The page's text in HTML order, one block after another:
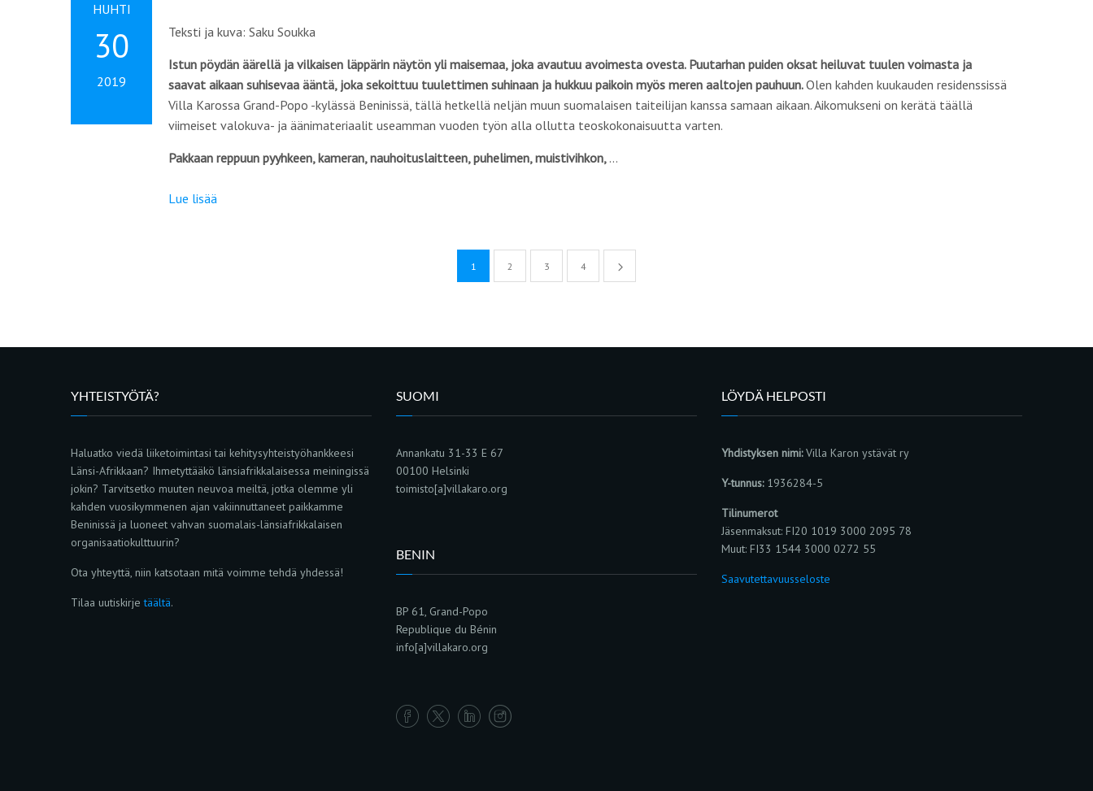
HUHTI
30
2019
Teksti ja kuva: Saku Soukka
Istun pöydän äärellä ja vilkaisen läppärin näytön yli maisemaa, joka avautuu avoimesta ovesta. Puutarhan puiden oksat heiluvat tuulen voimasta ja
saavat aikaan suhisevaa ääntä, joka sekoittuu tuulettimen suhinaan ja hukkuu paikoin myös meren aaltojen pauhuun.Olen kahden kuukauden residenssissä
Villa Karossa Grand-Popo -kylässä Beninissä, tällä hetkellä neljän muun suomalaisen taiteilijan kanssa samaan aikaan. Aikomukseni on kerätä täällä
viimeiset valokuva- ja äänimateriaalit useamman vuoden työn alla ollutta teoskokonaisuutta varten.
Pakkaan reppuun pyyhkeen, kameran, nauhoituslaitteen, puhelimen, muistivihkon, …
Lue lisää
1 2 3 4
YHTEISTYÖTÄ?
Haluatko viedä liiketoimintasi tai kehitysyhteistyöhankkeesi
Länsi-Afrikkaan? Ihmetyttääkö länsiafrikkalaisessa meiningissä
jokin? Tarvitsetko muuten neuvoa meiltä, jotka olemme yli
kahden vuosikymmenen ajan vakiinnuttaneet paikkamme
Beninissä ja luoneet vahvan suomalais-länsiafrikkalaisen
organisaatiokulttuurin?
Ota yhteyttä, niin katsotaan mitä voimme tehdä yhdessä!
Tilaa uutiskirjetäältä.
SUOMI
Annankatu 31-33 E 67
00100 Helsinki
toimisto[a]villakaro.org
BENIN
BP 61, Grand-Popo
Republique du Bénin
info[a]villakaro.org
LÖYDÄ HELPOSTI
Yhdistyksen nimi:Villa Karon ystävät ry
Y-tunnus:1936284-5
Tilinumerot
Jäsenmaksut: FI20 1019 3000 2095 78
Muut: FI33 1544 3000 0272 55
Saavutettavuusseloste